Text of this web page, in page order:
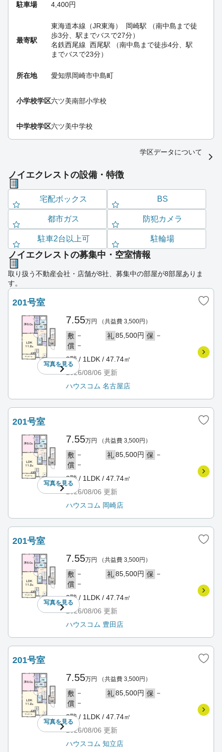
駐車場 4,400円
最寄駅
東海道本線（JR東海） 岡崎駅 （南中島まで徒
歩3分、駅までバスで27分）
名鉄西尾線 西尾駅 （南中島まで徒歩4分、駅
までバスで23分）
所在地 愛知県岡崎市中島町
小学校学区六ツ美南部小学校
中学校学区六ツ美中学校
学区データについて
ノイエクレストの設備・特徴
宅配ボックス BS
都市ガス 防犯カメラ
駐車2台以上可 駐輪場
ノイエクレストの募集中・空室情報
取り扱う不動産会社・店舗が8社、募集中の部屋が8部屋ありま
す。
201号室
写真を見る
7.55万円 （共益費 3,500円）
敷 － 礼85,500円 保 －
償 －
2階 / 1LDK / 47.74㎡
2026/08/06 更新
ハウスコム 名古屋店
201号室
写真を見る
7.55万円 （共益費 3,500円）
敷 － 礼85,500円 保 －
償 －
2階 / 1LDK / 47.74㎡
2026/08/06 更新
ハウスコム 岡崎店
201号室
写真を見る
7.55万円 （共益費 3,500円）
敷 － 礼85,500円 保 －
償 －
2階 / 1LDK / 47.74㎡
2026/08/06 更新
ハウスコム 豊田店
201号室
写真を見る
7.55万円 （共益費 3,500円）
敷 － 礼85,500円 保 －
償 －
2階 / 1LDK / 47.74㎡
2026/08/06 更新
ハウスコム 知立店